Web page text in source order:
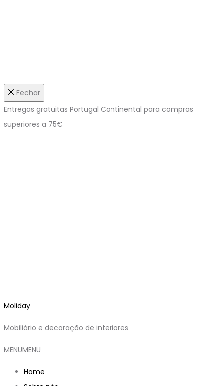
Fechar
Entregas gratuitas Portugal Continental para compras
superiores a 75€
Moliday
Mobiliário e decoração de interiores
MENUMENU
Home